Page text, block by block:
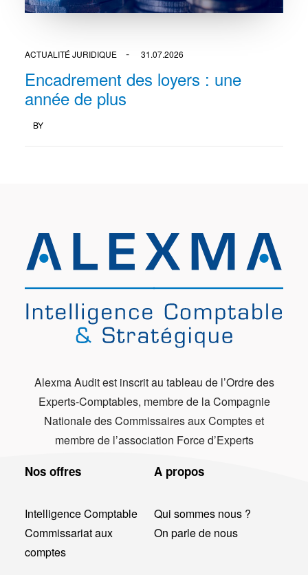
ACTUALITÉ JURIDIQUE 31.07.2026
Encadrement des loyers : une
année de plus
BY
Alexma Audit est inscrit au tableau de l’Ordre des
Experts-Comptables, membre de la Compagnie
Nationale des Commissaires aux Comptes et
membre de l’association Force d’Experts
Nos offres
Intelligence Comptable
Commissariat aux
comptes
A propos
Qui sommes nous ?
On parle de nous